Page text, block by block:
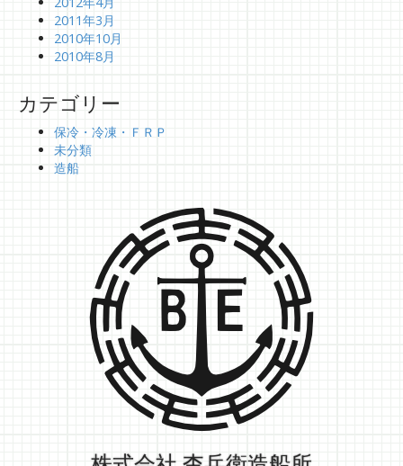
2011年3月
2010年10月
2010年8月
カテゴリー
保冷・冷凍・ＦＲＰ
未分類
造船